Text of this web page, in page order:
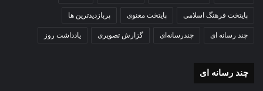
پایتخت فرهنگ اسلامی پایتخت معنوی پربازدیدترین ها
چند رسانه ای چندرسانه‌ای گزارش تصویری یادداشت روز
چند رسانه ای